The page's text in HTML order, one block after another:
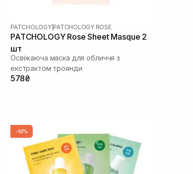
PATCHOLOGY| PATCHOLOGY ROSE
PATCHOLOGY Rosе Sheet Masque 2
шт
Освіжаюча маска для обличчя з
екстрактом троянди
578₴
-10%